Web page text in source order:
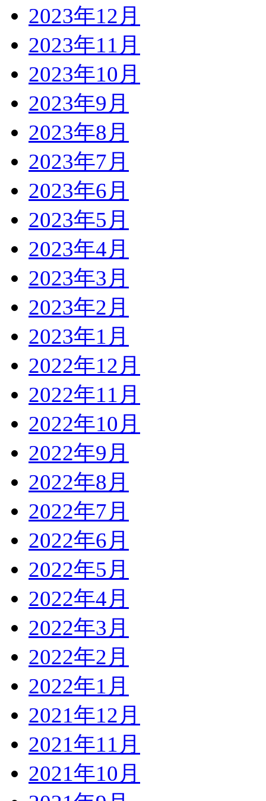
2023年12月
2023年11月
2023年10月
2023年9月
2023年8月
2023年7月
2023年6月
2023年5月
2023年4月
2023年3月
2023年2月
2023年1月
2022年12月
2022年11月
2022年10月
2022年9月
2022年8月
2022年7月
2022年6月
2022年5月
2022年4月
2022年3月
2022年2月
2022年1月
2021年12月
2021年11月
2021年10月